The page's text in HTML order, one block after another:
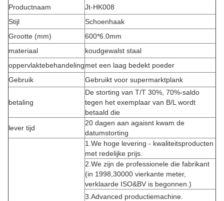
Productnaam
Jt-HK008
Stijl
Schoenhaak
Grootte (mm)
600*6.0mm
materiaal
koudgewalst staal
oppervlaktebehandelingmet een laag bedekt poeder
Gebruik
Gebruikt voor supermarktplank
betaling
De storting van T/T 30%, 70%-saldo
tegen het exemplaar van B/L wordt
betaald die
lever tijd
20 dagen aan agaisnt kwam de
datumstorting
1.We hoge levering - kwaliteitsproducten
met redelijke prijs.
2.We zijn de professionele die fabrikant
(in 1998,30000 vierkante meter,
verklaarde ISO&BV is begonnen.)
3.Advanced productiemachine.